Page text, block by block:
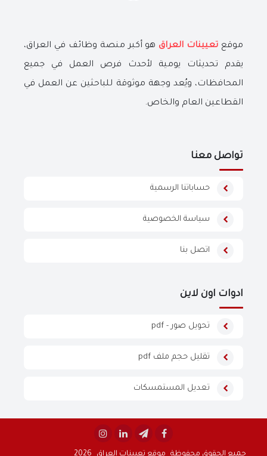
موقع تعيينات العراق هو أكبر منصة وظائف في العراق،
يقدم تحديثات يومية لأحدث فرص العمل في جميع
المحافظات، ويُعد وجهة موثوقة للباحثين عن العمل في
القطاعين العام والخاص.
تواصل معنا
حساباتنا الرسمية
سياسة الخصوصية
اتصل بنا
ادوات اون لاين
تحويل صور - pdf
تقليل حجم ملف pdf
تعديل المستمسكات
جميع الحقوق محفوظة موقع تعيينات العراق 2026